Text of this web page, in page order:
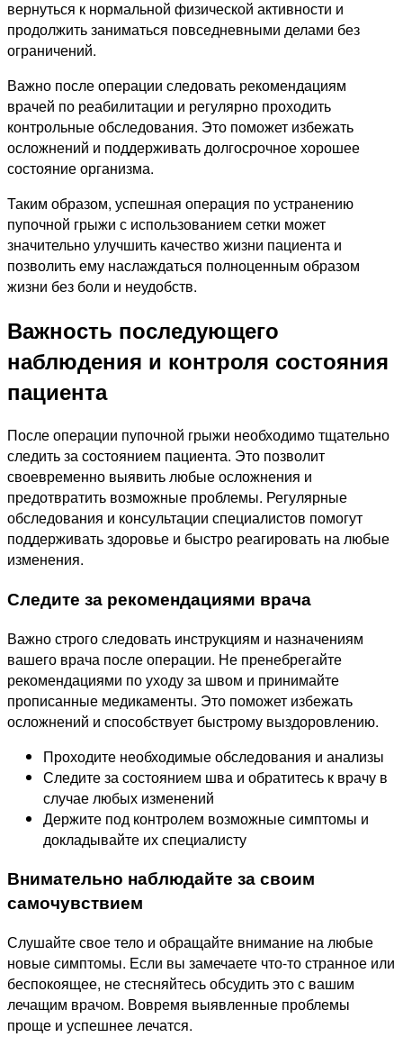
вернуться к нормальной физической активности и
продолжить заниматься повседневными делами без
ограничений.
Важно после операции следовать рекомендациям
врачей по реабилитации и регулярно проходить
контрольные обследования. Это поможет избежать
осложнений и поддерживать долгосрочное хорошее
состояние организма.
Таким образом, успешная операция по устранению
пупочной грыжи с использованием сетки может
значительно улучшить качество жизни пациента и
позволить ему наслаждаться полноценным образом
жизни без боли и неудобств.
Важность последующего
наблюдения и контроля состояния
пациента
После операции пупочной грыжи необходимо тщательно
следить за состоянием пациента. Это позволит
своевременно выявить любые осложнения и
предотвратить возможные проблемы. Регулярные
обследования и консультации специалистов помогут
поддерживать здоровье и быстро реагировать на любые
изменения.
Следите за рекомендациями врача
Важно строго следовать инструкциям и назначениям
вашего врача после операции. Не пренебрегайте
рекомендациями по уходу за швом и принимайте
прописанные медикаменты. Это поможет избежать
осложнений и способствует быстрому выздоровлению.
Проходите необходимые обследования и анализы
Следите за состоянием шва и обратитесь к врачу в
случае любых изменений
Держите под контролем возможные симптомы и
докладывайте их специалисту
Внимательно наблюдайте за своим
самочувствием
Слушайте свое тело и обращайте внимание на любые
новые симптомы. Если вы замечаете что-то странное или
беспокоящее, не стесняйтесь обсудить это с вашим
лечащим врачом. Вовремя выявленные проблемы
проще и успешнее лечатся.